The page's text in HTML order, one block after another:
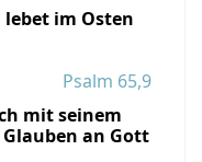
im Osten
Psalm 65,9
mit seinem
an Gott